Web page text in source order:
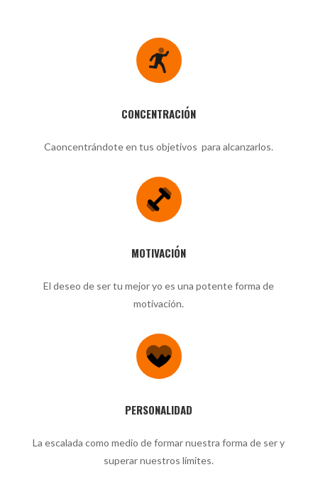
CONCENTRACIÓN
Caoncentrándote en tus objetivos para alcanzarlos.
MOTIVACIÓN
El deseo de ser tu mejor yo es una potente forma de
motivación.
PERSONALIDAD
La escalada como medio de formar nuestra forma de ser y
superar nuestros límites.